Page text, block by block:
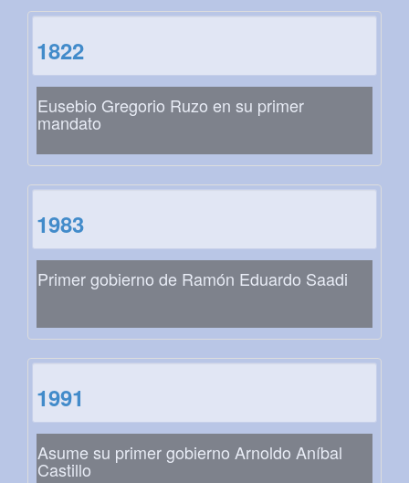
1822
Eusebio Gregorio Ruzo en su primer
mandato
1983
Primer gobierno de Ramón Eduardo Saadi
1991
Asume su primer gobierno Arnoldo Aníbal
Castillo